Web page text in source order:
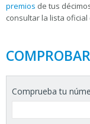
premios de tus
consultar la lista oficial
Comprueba tu